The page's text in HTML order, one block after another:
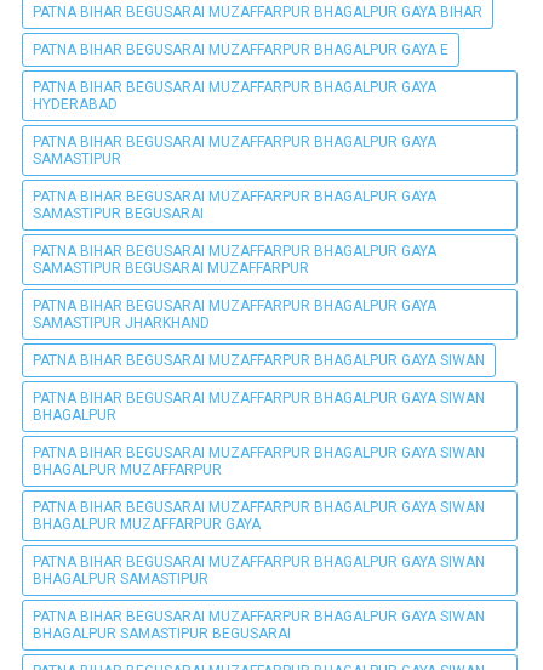
PATNA BIHAR BEGUSARAI MUZAFFARPUR BHAGALPUR GAYA BIHAR
PATNA BIHAR BEGUSARAI MUZAFFARPUR BHAGALPUR GAYA E
PATNA BIHAR BEGUSARAI MUZAFFARPUR BHAGALPUR GAYA
HYDERABAD
PATNA BIHAR BEGUSARAI MUZAFFARPUR BHAGALPUR GAYA
SAMASTIPUR
PATNA BIHAR BEGUSARAI MUZAFFARPUR BHAGALPUR GAYA
SAMASTIPUR BEGUSARAI
PATNA BIHAR BEGUSARAI MUZAFFARPUR BHAGALPUR GAYA
SAMASTIPUR BEGUSARAI MUZAFFARPUR
PATNA BIHAR BEGUSARAI MUZAFFARPUR BHAGALPUR GAYA
SAMASTIPUR JHARKHAND
PATNA BIHAR BEGUSARAI MUZAFFARPUR BHAGALPUR GAYA SIWAN
PATNA BIHAR BEGUSARAI MUZAFFARPUR BHAGALPUR GAYA SIWAN
BHAGALPUR
PATNA BIHAR BEGUSARAI MUZAFFARPUR BHAGALPUR GAYA SIWAN
BHAGALPUR MUZAFFARPUR
PATNA BIHAR BEGUSARAI MUZAFFARPUR BHAGALPUR GAYA SIWAN
BHAGALPUR MUZAFFARPUR GAYA
PATNA BIHAR BEGUSARAI MUZAFFARPUR BHAGALPUR GAYA SIWAN
BHAGALPUR SAMASTIPUR
PATNA BIHAR BEGUSARAI MUZAFFARPUR BHAGALPUR GAYA SIWAN
BHAGALPUR SAMASTIPUR BEGUSARAI